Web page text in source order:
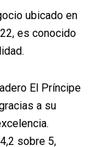
ubicado en
es conocido
El Príncipe
a su
sobre 5,